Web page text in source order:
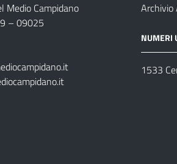
Medio Campidano
– 09025
NUMERI
1533